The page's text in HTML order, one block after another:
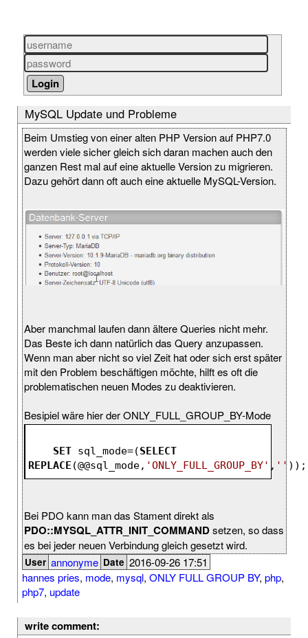
MySQL Update und Probleme
Beim Umstieg von einer alten PHP Version auf PHP7.0
werden viele sicher gleich sich daran machen auch den
ganzen Rest mal auf eine aktuelle Version zu migrieren.
Dazu gehört dann oft auch eine aktuelle MySQL-Version.
Aber manchmal laufen dann ältere Queries nicht mehr.
Das Beste ich dann natürlich das Query anzupassen.
Wenn man aber nicht so viel Zeit hat oder sich erst später
mit den Problem beschäftigen möchte, hilft es oft die
problematischen neuen Modes zu deaktivieren.
Besipiel wäre hier der ONLY_FULL_GROUP_BY-Mode
SET sql_mode=(SELECT
REPLACE (@@sql_mode, 'ONLY_FULL_GROUP_BY' , '' ));
Bei PDO kann man das Stament direkt als
PDO::MYSQL_ATTR_INIT_COMMANDsetzen, so dass
es bei jeder neuen Verbindung gleich gesetzt wird.
User annonyme Date 2016-09-26 17:51
hannes pries, mode, mysql, ONLY FULL GROUP BY, php,
php7, update
write comment: